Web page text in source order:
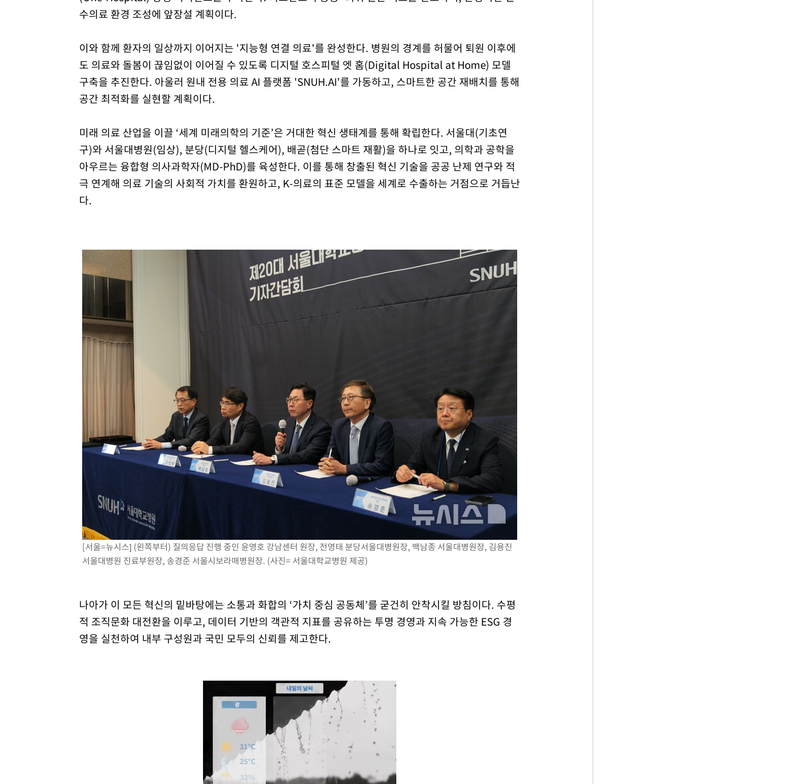
수의료 환경 조성에 앞장설 계획이다.
이와 함께 환자의 일상까지 이어지는 '지능형 연결 의료'를 완성한다. 병원의 경계를 허물어 퇴원 이후에
도 의료와 돌봄이 끊임없이 이어질 수 있도록 디지털 호스피털 엣 홈(Digital Hospital at Home) 모델
구축을 추진한다. 아울러 원내 전용 의료 AI 플랫폼 'SNUH.AI'를 가동하고, 스마트한 공간 재배치를 통해
공간 최적화를 실현할 계획이다.
미래 의료 산업을 이끌 ‘세계 미래의학의 기준’은 거대한 혁신 생태계를 통해 확립한다. 서울대(기초연
구)와 서울대병원(임상), 분당(디지털 헬스케어), 배곧(첨단 스마트 재활)을 하나로 잇고, 의학과 공학을
아우르는 융합형 의사과학자(MD-PhD)를 육성한다. 이를 통해 창출된 혁신 기술을 공공 난제 연구와 적
극 연계해 의료 기술의 사회적 가치를 환원하고, K-의료의 표준 모델을 세계로 수출하는 거점으로 거듭난
다.
[서울=뉴시스] (왼쪽부터) 질의응답 진행 중인 윤영호 강남센터 원장, 전영태 분당서울대병원장, 백남종 서울대병원장, 김용진
서울대병원 진료부원장, 송경준 서울시보라매병원장. (사진= 서울대학교병원 제공)
나아가 이 모든 혁신의 밑바탕에는 소통과 화합의 ‘가치 중심 공동체’를 굳건히 안착시킬 방침이다. 수평
적 조직문화 대전환을 이루고, 데이터 기반의 객관적 지표를 공유하는 투명 경영과 지속 가능한 ESG 경
영을 실천하여 내부 구성원과 국민 모두의 신뢰를 제고한다.